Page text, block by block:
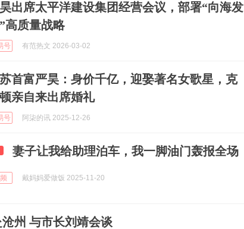
出席太平洋建设集团经营会议，部署“向海发
高质量战略
号 有范热文 2026-03-02
首富严昊：身价千亿，迎娶著名女歌星，克
亲自来出席婚礼
号 阿柒的讯 2025-12-26
妻子让我给助理泊车，我一脚油门轰报全场
戴妈妈爱做饭 2025-11-20
州 与市长刘靖会谈